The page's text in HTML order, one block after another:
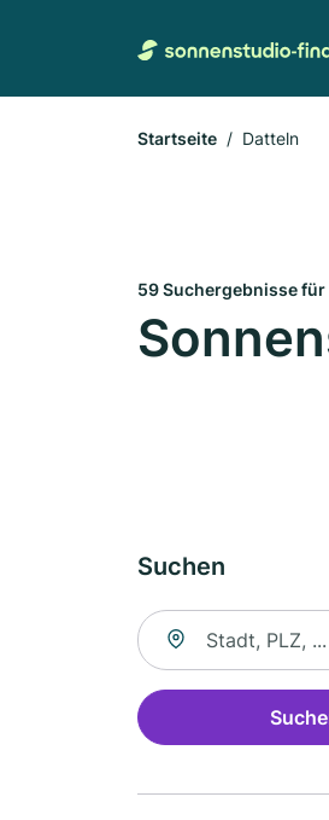
Startseite Datteln
59 Suchergebnisse für
Suchen
Suche nach Ort